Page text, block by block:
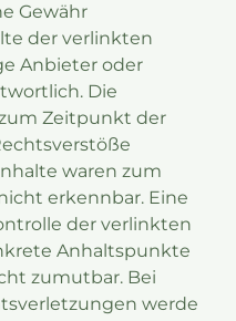
Gewähr
der verlinkten
Anbieter oder
Die
Zeitpunkt der
waren zum
erkennbar. Eine
der verlinkten
Anhaltspunkte
zumutbar. Bei
werde